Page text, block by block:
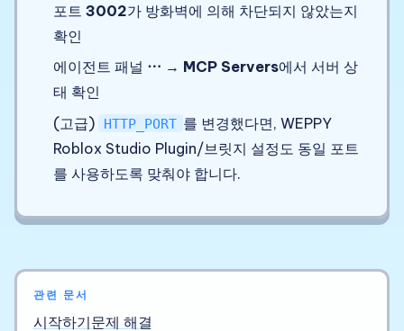
포트 3002가 방화벽에 의해 차단되지 않았는지
확인
에이전트 패널 ⋯ → MCP Servers에서 서버 상
태 확인
(고급)
HTTP_PORT 를 변경했다면, WEPPY
Roblox Studio Plugin/브릿지 설정도 동일 포트
를 사용하도록 맞춰야 합니다.
관련 문서
시작하기문제 해결